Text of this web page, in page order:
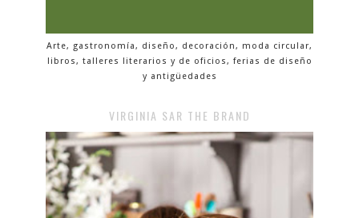
Arte, gastronomía, diseño, decoración, moda circular,
libros, talleres literarios y de oficios, ferias de diseño
y antigüedades
VIRGINIA SAR THE BRAND